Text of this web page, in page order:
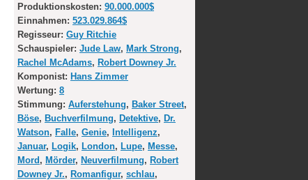
Produktionskosten: 90.000.000$
Einnahmen: 523.029.864$
Regisseur: Guy Ritchie
Schauspieler: Jude Law, Mark Strong,
Rachel McAdams, Robert Downey Jr.
Komponist: Hans Zimmer
Wertung: 8
Stimmung: Auferstehung, Baker Street,
Böse, Buchverfilmung, Detektive, Dr.
Watson, Falle, Genie, Intelligenz,
Januar, Logik, London, Lupe, Messe,
Mord, Mörder, Neuverfilmung, Robert
Downey Jr., Romanfigur, schlau,